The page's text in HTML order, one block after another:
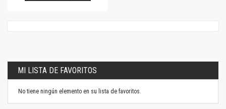
MI LISTA DE FAVORITOS
No tiene ningún elemento en su lista de favoritos.